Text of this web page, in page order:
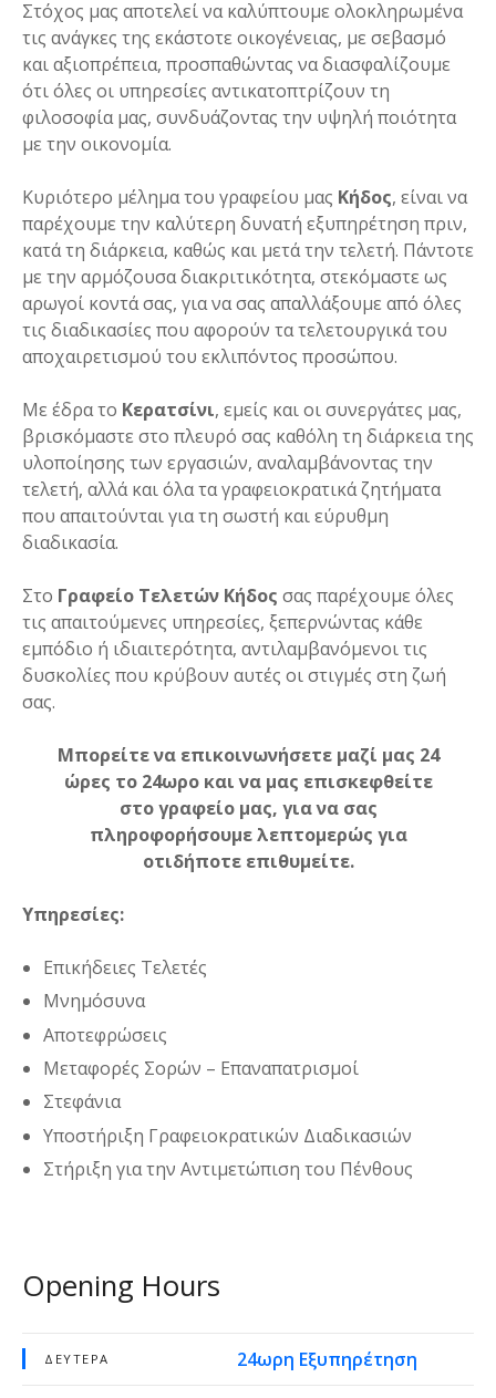
Στόχος μας αποτελεί να καλύπτουμε ολοκληρωμένα
τις ανάγκες της εκάστοτε οικογένειας, με σεβασμό
και αξιοπρέπεια, προσπαθώντας να διασφαλίζουμε
ότι όλες οι υπηρεσίες αντικατοπτρίζουν τη
φιλοσοφία μας, συνδυάζοντας την υψηλή ποιότητα
με την οικονομία.
Κυριότερο μέλημα του γραφείου μας Κήδος, είναι να
παρέχουμε την καλύτερη δυνατή εξυπηρέτηση πριν,
κατά τη διάρκεια, καθώς και μετά την τελετή. Πάντοτε
με την αρμόζουσα διακριτικότητα, στεκόμαστε ως
αρωγοί κοντά σας, για να σας απαλλάξουμε από όλες
τις διαδικασίες που αφορούν τα τελετουργικά του
αποχαιρετισμού του εκλιπόντος προσώπου.
Με έδρα το Κερατσίνι, εμείς και οι συνεργάτες μας,
βρισκόμαστε στο πλευρό σας καθόλη τη διάρκεια της
υλοποίησης των εργασιών, αναλαμβάνοντας την
τελετή, αλλά και όλα τα γραφειοκρατικά ζητήματα
που απαιτούνται για τη σωστή και εύρυθμη
διαδικασία.
Στο Γραφείο Τελετών Κήδος σας παρέχουμε όλες
τις απαιτούμενες υπηρεσίες, ξεπερνώντας κάθε
εμπόδιο ή ιδιαιτερότητα, αντιλαμβανόμενοι τις
δυσκολίες που κρύβουν αυτές οι στιγμές στη ζωή
σας.
Μπορείτε να επικοινωνήσετε μαζί μας 24
ώρες το 24ωρο και να μας επισκεφθείτε
στο γραφείο μας, για να σας
πληροφορήσουμε λεπτομερώς για
οτιδήποτε επιθυμείτε.
Υπηρεσίες:
Επικήδειες Τελετές
Μνημόσυνα
Αποτεφρώσεις
Μεταφορές Σορών – Επαναπατρισμοί
Στεφάνια
Υποστήριξη Γραφειοκρατικών Διαδικασιών
Στήριξη για την Αντιμετώπιση του Πένθους
Opening Hours
ΔΕΥΤΈΡΑ 24ωρη Εξυπηρέτηση